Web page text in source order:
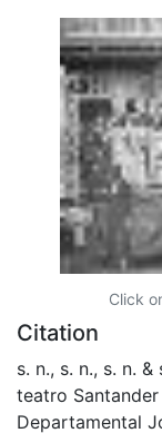
Click
Citation
s. n., s. n., s. n.
teatro
Departamental